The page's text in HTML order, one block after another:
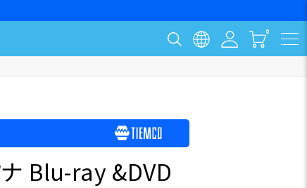
Blu-ray &DVD